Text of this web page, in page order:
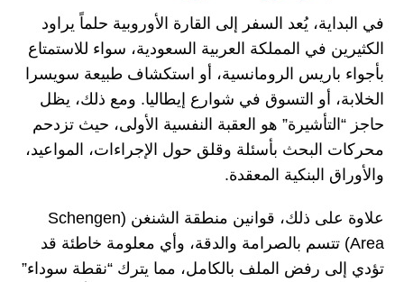
في البداية، يُعد السفر إلى القارة الأوروبية حلماً يراود
الكثيرين في المملكة العربية السعودية، سواء للاستمتاع
بأجواء باريس الرومانسية، أو استكشاف طبيعة سويسرا
الخلابة، أو التسوق في شوارع إيطاليا. ومع ذلك، يظل
حاجز “التأشيرة” هو العقبة النفسية الأولى، حيث تزدحم
محركات البحث بأسئلة وقلق حول الإجراءات، المواعيد،
والأوراق البنكية المعقدة.
علاوة على ذلك، قوانين منطقة الشنغن (Schengen
Area) تتسم بالصرامة والدقة، وأي معلومة خاطئة قد
تؤدي إلى رفض الملف بالكامل، مما يترك “نقطة سوداء”